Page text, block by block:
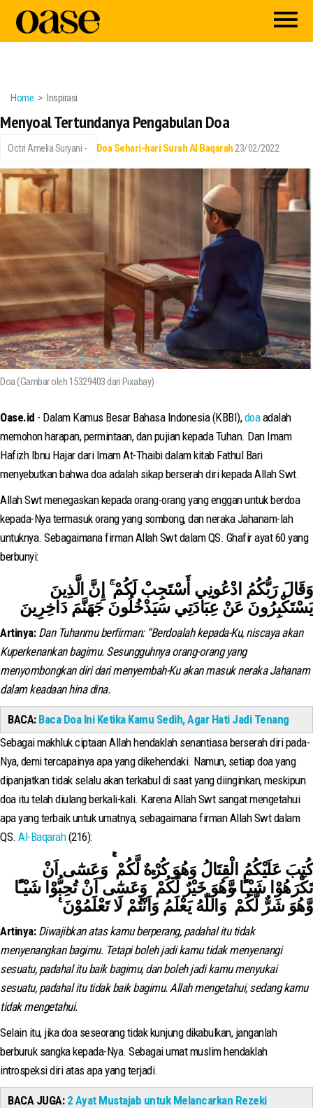
Home Inspirasi
Menyoal Tertundanya Pengabulan Doa
Octri Amelia Suryani - Doa Sehari-hari Surah Al Baqarah23/02/2022
Doa (Gambar oleh 15329403 dari Pixabay)
Oase.id - Dalam Kamus Besar Bahasa Indonesia (KBBI),doaadalah
memohon harapan, permintaan, dan pujian kepada Tuhan. Dan Imam
Hafizh Ibnu Hajar dari Imam At-Thaibi dalam kitab Fathul Bari
menyebutkan bahwa doa adalah sikap berserah diri kepada Allah Swt.
Allah Swt menegaskan kepada orang-orang yang enggan untuk berdoa
kepada-Nya termasuk orang yang sombong, dan neraka Jahanam-lah
untuknya. Sebagaimana firman Allah Swt dalam QS. Ghafir ayat 60 yang
berbunyi:
وَقَالَ رَبُّكُمُ ادْعُونِي أَسْتَجِبْ لَكُمْ ۚ إِنَّ الَّذِينَ
يَسْتَكْبِرُونَ عَنْ عِبَادَتِي سَيَدْخُلُونَ جَهَنَّمَ دَاخِرِينَ
Artinya: Dan Tuhanmu berfirman: “Berdoalah kepada-Ku, niscaya akan
Kuperkenankan bagimu. Sesungguhnya orang-orang yang
menyombongkan diri dari menyembah-Ku akan masuk neraka Jahanam
dalam keadaan hina dina.
BACA: Baca Doa Ini Ketika Kamu Sedih, Agar Hati Jadi Tenang
Sebagai makhluk ciptaan Allah hendaklah senantiasa berserah diri pada-
Nya, demi tercapainya apa yang dikehendaki. Namun, setiap doa yang
dipanjatkan tidak selalu akan terkabul di saat yang diinginkan, meskipun
doa itu telah diulang berkali-kali. Karena Allah Swt sangat mengetahui
apa yang terbaik untuk umatnya, sebagaimana firman Allah Swt dalam
QS. Al-Baqarah(216):
كُتِبَ عَلَيْكُمُ الْقِتَالُ وَهُوَ كُرْهٌ لَّكُمْ ۚ وَعَسٰٓى اَنْ
تَكْرَهُوْا شَيْـًٔا وَّهُوَ خَيْرٌ لَّكُمْ ۚ وَعَسٰٓى اَنْ تُحِبُّوْا شَيْـًٔا
وَّهُوَ شَرٌّ لَّكُمْ ۗ وَاللّٰهُ يَعْلَمُ وَاَنْتُمْ لَا تَعْلَمُوْنَ ࣖ
Artinya: Diwajibkan atas kamu berperang, padahal itu tidak
menyenangkan bagimu. Tetapi boleh jadi kamu tidak menyenangi
sesuatu, padahal itu baik bagimu, dan boleh jadi kamu menyukai
sesuatu, padahal itu tidak baik bagimu. Allah mengetahui, sedang kamu
tidak mengetahui.
Selain itu, jika doa seseorang tidak kunjung dikabulkan, janganlah
berburuk sangka kepada-Nya. Sebagai umat muslim hendaklah
introspeksi diri atas apa yang terjadi.
BACA JUGA: 2 Ayat Mustajab untuk Melancarkan Rezeki